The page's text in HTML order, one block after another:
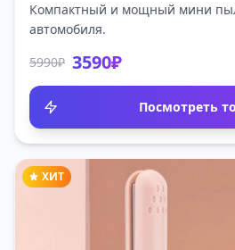
Компактный и мощный мини
автомобиля.
5990₽ 3590₽
Посмотреть
ХИТ